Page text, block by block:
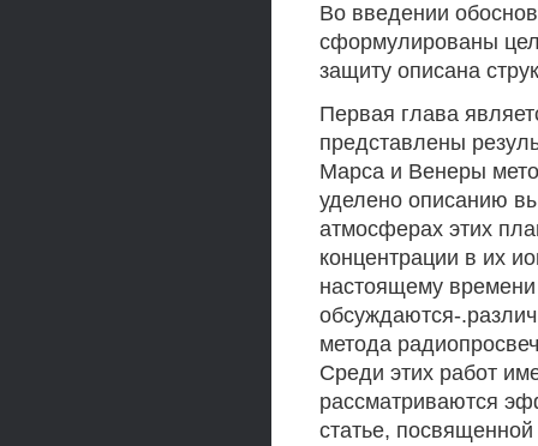
Во введении
сформулированы
защиту описана
Первая глава
представлены
Марса и Венеры
уделено описанию
атмосферах этих
концентрации в их
настоящему времени
обсуждаются-
метода
Среди этих работ
рассматриваются
статье,